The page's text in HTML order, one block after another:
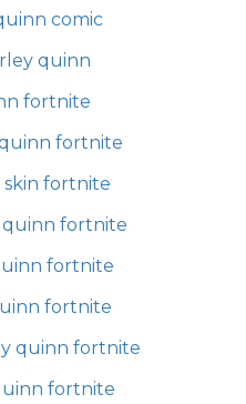
comic
quinn
fortnite
fortnite
fortnite
quinn fortnite
fortnite
fortnite
quinn fortnite
fortnite